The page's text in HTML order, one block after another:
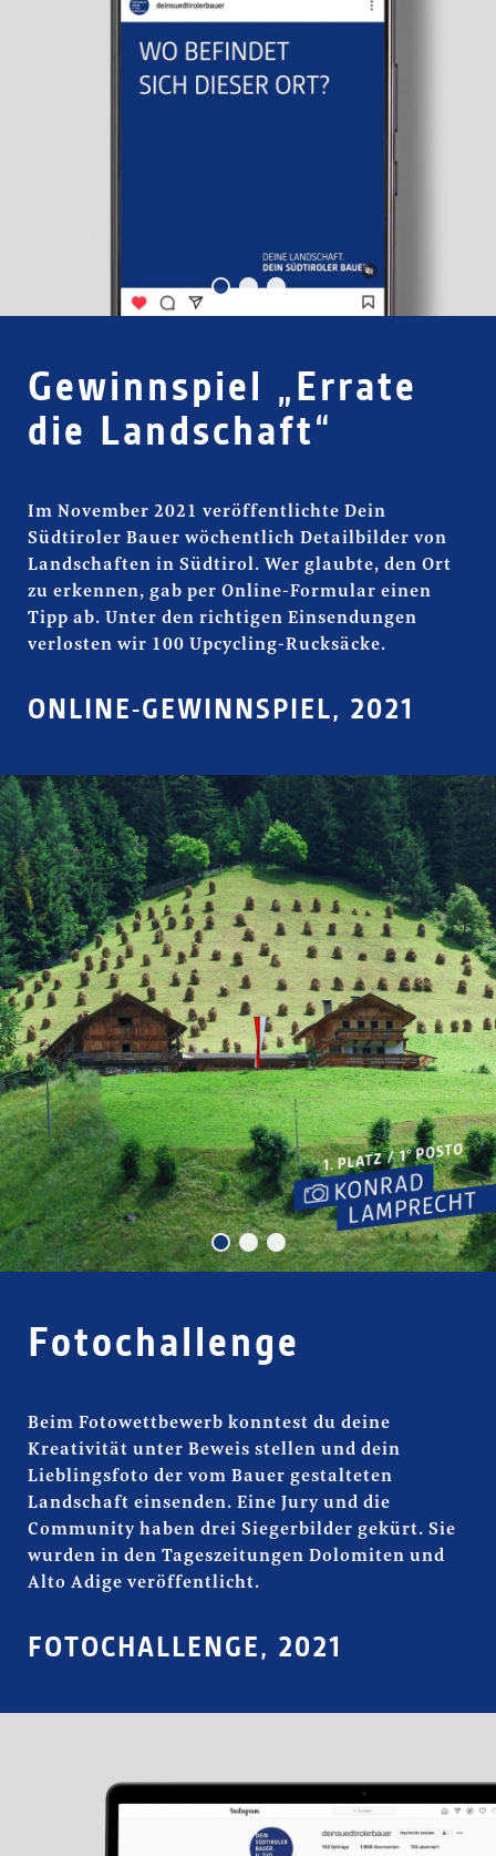
Gewinnspiel „Errate die
ONLINE-GEWINNSPIEL, 2021
Gewinnspiel „Errate
die Landschaft“
Im November 2021 veröffentlichte Dein
Südtiroler Bauer wöchentlich Detailbilder von
Landschaften in Südtirol. Wer glaubte, den Ort
zu erkennen, gab per Online-Formular einen
Tipp ab. Unter den richtigen Einsendungen
verlosten wir 100 Upcycling-Rucksäcke.
Fotochallenge
FOTOCHALLENGE, 2021
Fotochallenge
Beim Fotowettbewerb konntest du deine
Kreativität unter Beweis stellen und dein
Lieblingsfoto der vom Bauer gestalteten
Landschaft einsenden. Eine Jury und die
Community haben drei Siegerbilder gekürt. Sie
wurden in den Tageszeitungen Dolomiten und
Alto Adige veröffentlicht.